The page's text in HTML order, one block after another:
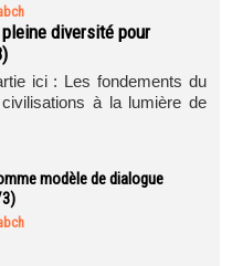
diversité pour
ici : Les fondements du
à la lumière de
modèle de dialogue